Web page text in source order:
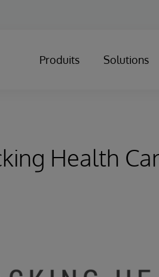
Produits Solutions
Health